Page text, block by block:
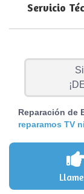
Servicio
Reparación de
reparamos TV